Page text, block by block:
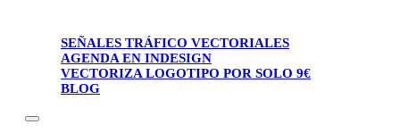
SEÑALES TRÁFICO VECTORIALES
AGENDA EN INDESIGN
VECTORIZA LOGOTIPO POR SOLO 9€
BLOG